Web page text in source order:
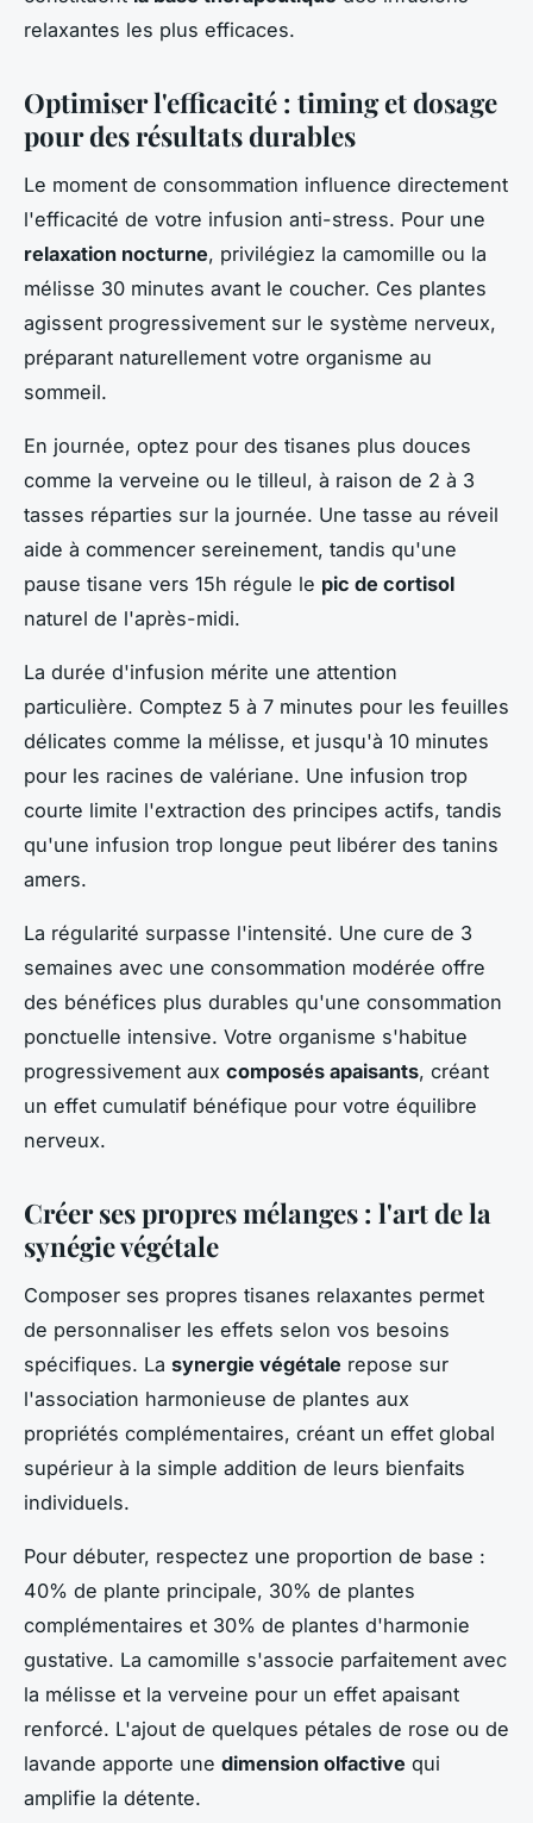
relaxantes les plus efficaces.
Optimiser l'efficacité : timing et dosage
pour des résultats durables
Le moment de consommation influence directement
l'efficacité de votre infusion anti-stress. Pour une
relaxation nocturne, privilégiez la camomille ou la
mélisse 30 minutes avant le coucher. Ces plantes
agissent progressivement sur le système nerveux,
préparant naturellement votre organisme au
sommeil.
En journée, optez pour des tisanes plus douces
comme la verveine ou le tilleul, à raison de 2 à 3
tasses réparties sur la journée. Une tasse au réveil
aide à commencer sereinement, tandis qu'une
pause tisane vers 15h régule le pic de cortisol
naturel de l'après-midi.
La durée d'infusion mérite une attention
particulière. Comptez 5 à 7 minutes pour les feuilles
délicates comme la mélisse, et jusqu'à 10 minutes
pour les racines de valériane. Une infusion trop
courte limite l'extraction des principes actifs, tandis
qu'une infusion trop longue peut libérer des tanins
amers.
La régularité surpasse l'intensité. Une cure de 3
semaines avec une consommation modérée offre
des bénéfices plus durables qu'une consommation
ponctuelle intensive. Votre organisme s'habitue
progressivement aux composés apaisants, créant
un effet cumulatif bénéfique pour votre équilibre
nerveux.
Créer ses propres mélanges : l'art de la
synégie végétale
Composer ses propres tisanes relaxantes permet
de personnaliser les effets selon vos besoins
spécifiques. La synergie végétale repose sur
l'association harmonieuse de plantes aux
propriétés complémentaires, créant un effet global
supérieur à la simple addition de leurs bienfaits
individuels.
Pour débuter, respectez une proportion de base :
40% de plante principale, 30% de plantes
complémentaires et 30% de plantes d'harmonie
gustative. La camomille s'associe parfaitement avec
la mélisse et la verveine pour un effet apaisant
renforcé. L'ajout de quelques pétales de rose ou de
lavande apporte une dimension olfactive qui
amplifie la détente.